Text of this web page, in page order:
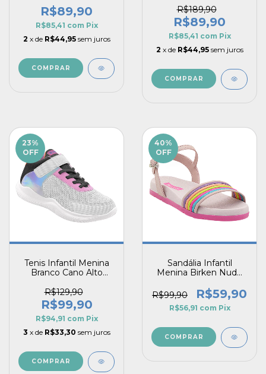
Vitz
R$89,90
R$85,41 com Pix
2 x de R$44,95 sem juros
COMPRAR
Montana Detalhe em
Fivela
R$189,90
R$89,90
R$85,41 com Pix
2 x de R$44,95 sem juros
COMPRAR
23%
OFF
Tenis Infantil Menina
Branco Cano Alto
Prático Impulse Vitz
R$129,90
R$99,90
R$94,91 com Pix
3 x de R$33,30 sem juros
COMPRAR
40%
OFF
Sandália Infantil
Menina Birken Nude
Pecompe
R$99,90 R$59,90
R$56,91 com Pix
COMPRAR